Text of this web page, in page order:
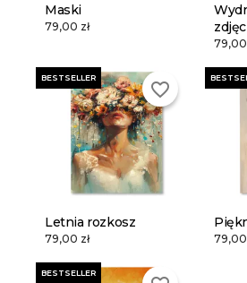
Maski
79,00 zł
79,00
Letnia rozkosz
79,00 zł
BESTSELLER
favorite_border
79,00
BESTSELLER